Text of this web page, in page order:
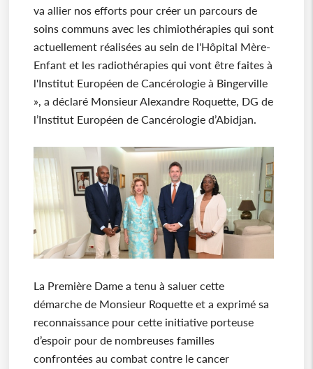
va allier nos efforts pour créer un parcours de
soins communs avec les chimiothérapies qui sont
actuellement réalisées au sein de l'Hôpital Mère-
Enfant et les radiothérapies qui vont être faites à
l'Institut Européen de Cancérologie à Bingerville
», a déclaré Monsieur Alexandre Roquette, DG de
l’Institut Européen de Cancérologie d’Abidjan.
La Première Dame a tenu à saluer cette
démarche de Monsieur Roquette et a exprimé sa
reconnaissance pour cette initiative porteuse
d’espoir pour de nombreuses familles
confrontées au combat contre le cancer